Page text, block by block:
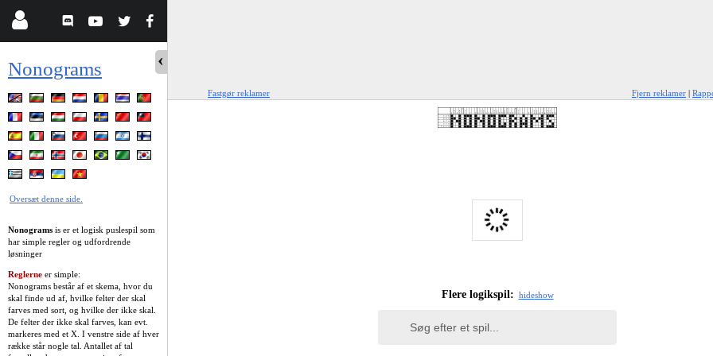
Nonograms
Oversæt denne side.
Nonograms is er et logisk puslespil som
har simple regler og udfordrende
løsninger
Reglerne er simple:
Nonograms består af et skema, hvor du
skal finde ud af, hvilke felter der skal
farves med sort, og hvilke der ikke skal.
De felter der ikke skal farves, kan evt.
markeres med et X. I venstre side af hver
række står nogle tal. Antallet af tal
Fastgør reklamer Fjern reklamer |
Flere logikspil: hideshow